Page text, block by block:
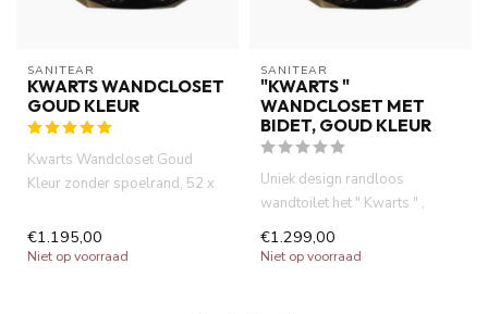
SANITEAR
KWARTS WANDCLOSET
GOUD KLEUR
Kwarts Wandcloset Goud
Kleur zonder spoelrand, 52 x
€1.195,00
Niet op voorraad
SANITEAR
"KWARTS "
WANDCLOSET MET
BIDET, GOUD KLEUR
Uniek design randloos
wandtoilet het " Kwarts " ,
Goud kleur , 52 x 35 x 34 cm ,...
€1.299,00
Niet op voorraad